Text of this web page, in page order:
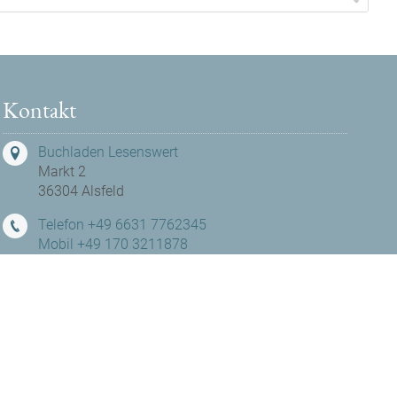
Kontakt
Buchladen Lesenswert
Markt 2
36304 Alsfeld
Telefon +49 6631 7762345
Mobil +49 170 3211878